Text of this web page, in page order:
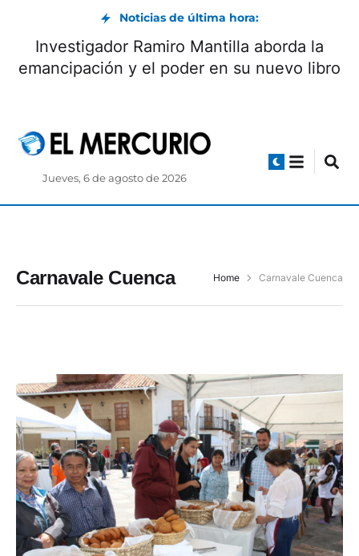
Noticias de última hora:
Investigador Ramiro Mantilla aborda la
emancipación y el poder en su nuevo libro
Jueves, 6 de agosto de 2026
Carnavale Cuenca Home Carnavale Cuenca